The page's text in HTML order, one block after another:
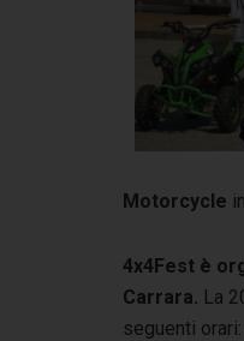
Motorcycle
4x4Fest è
Carrara. La
seguenti